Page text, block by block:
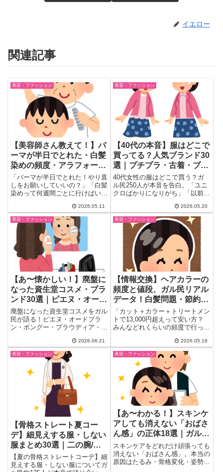
イエロー
関連記事
美容・ファッション
【美容師さん教えて！】パ
ーマが半日でとれた・白髪
染めの頻度・アラフォーの
うねり…ガル民の美容院
Q&A総まとめ
「パーマが半日でとれた！やり直
しをお願いしていいの？」「白髪
染めって何週間ごとに行けばい
2026.05.11
美容・ファッション
【40代の本音】服はどこで
買ってる？人気ブランド30
選｜プチプラ・古着・ブラ
ンド派の声まとめ
40代女性の服はどこで買う？ガ
ル民250人が本音を告白。「ユニ
クロばかりになりがち」「以前の
ラフォーあるあるから、
and.ST・Coca・しまむら・オン
ワードなど人気ブランド30選
と、体型カバーのコツ・古着節約
術まで一気にまとめました。
2026.05.20
美容・ファッション
【あ〜懐かしい！】廃盤に
なった資生堂コスメ・ブラ
ンド30選｜ピエヌ・オード
ブラン・ボングー…ガル民
が泣いた名品たち
廃盤になった資生堂コスメをガル
民が語る！ピエヌ・オードブラ
ン・ボングー・プラウディア・ナ
選。あの頃の香りとパッケージが
蘇る記憶。資生堂廃盤コスメ・ブ
ランド大特集。
2026.06.21
美容・ファッション
【情報交換】ヘアカラーの
頻度と値段、ガル民リアル
データ！白髪問題・節約術
まとめ
「カット＋カラー＋トリートメン
トで13,000円超えって安い方？
みんなどれくらいの頻度で行って
2026.05.16
美容・ファッション
【骨格ストレート夏コー
デ】細見えする服・しない
服まとめ30選｜二の腕/胸/
素材の選び方をガル民が語
る
【夏の骨格ストレートコーデ】細
見えする服・しない服についてガ
美容・ファッション
【あ〜わかる！】スキンケ
アしても消えない「おばさ
ん感」の正体18選｜ガル民
が語るたるみ・骨格・姿勢
スキンケアをどれだけ頑張っても
消えない「おばさん感」。本当の
原因はたるみ・骨格変化・姿勢・